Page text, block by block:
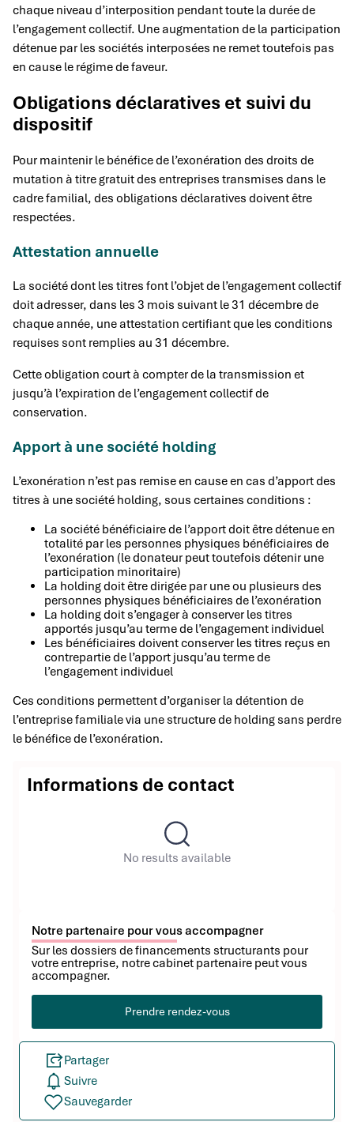
chaque niveau d’interposition pendant toute la durée de
l’engagement collectif. Une augmentation de la participation
détenue par les sociétés interposées ne remet toutefois pas
en cause le régime de faveur.
Obligations déclaratives et suivi du
dispositif
Pour maintenir le bénéfice de l’exonération des droits de
mutation à titre gratuit des entreprises transmises dans le
cadre familial, des obligations déclaratives doivent être
respectées.
Attestation annuelle
La société dont les titres font l’objet de l’engagement collectif
doit adresser, dans les 3 mois suivant le 31 décembre de
chaque année, une attestation certifiant que les conditions
requises sont remplies au 31 décembre.
Cette obligation court à compter de la transmission et
jusqu’à l’expiration de l’engagement collectif de
conservation.
Apport à une société holding
L’exonération n’est pas remise en cause en cas d’apport des
titres à une société holding, sous certaines conditions :
La société bénéficiaire de l’apport doit être détenue en
totalité par les personnes physiques bénéficiaires de
l’exonération (le donateur peut toutefois détenir une
participation minoritaire)
La holding doit être dirigée par une ou plusieurs des
personnes physiques bénéficiaires de l’exonération
La holding doit s’engager à conserver les titres
apportés jusqu’au terme de l’engagement individuel
Les bénéficiaires doivent conserver les titres reçus en
contrepartie de l’apport jusqu’au terme de
l’engagement individuel
Ces conditions permettent d’organiser la détention de
l’entreprise familiale via une structure de holding sans perdre
le bénéfice de l’exonération.
Informations de contact
No results available
Notre partenaire pour vous accompagner
Sur les dossiers de financements structurants pour
votre entreprise, notre cabinet partenaire peut vous
accompagner.
Prendre rendez-vous
Partager
Suivre
Sauvegarder